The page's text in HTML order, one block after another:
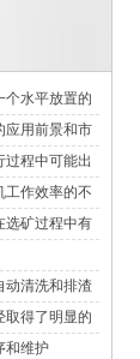
个水平放置的
应用前景和市
过程中可能出
工作效率的不
选矿过程中有
动清洗和排渣
取得了明显的
和维护